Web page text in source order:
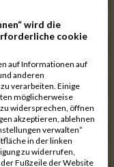
02:42:48
00:32:30
00:32:31
wird die
cookie
auf Informationen auf
anderen
verarbeiten. Einige
möglicherweise
widersprechen, öffnen
akzeptieren, ablehnen
verwalten“
in der linken
zu widerrufen,
Fußzeile der Website